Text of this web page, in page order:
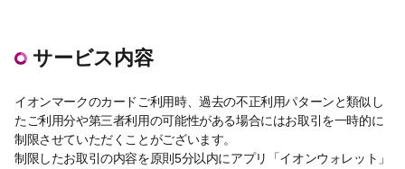
サービス内容
イオンマークのカードご利用時、過去の不正利用パターンと類似し
たご利用分や第三者利用の可能性がある場合にはお取引を一時的に
制限させていただくことがございます。
制限したお取引の内容を原則5分以内にアプリ「イオンウォレット」